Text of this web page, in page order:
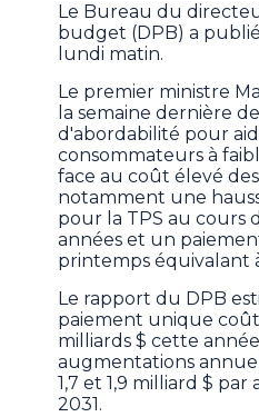
Le Bureau du
budget (DPB) a
lundi matin.
Le premier ministre
la semaine dernière
d'abordabilité pour
consommateurs à
face au coût élevé
notamment une
pour la TPS au cours
années et un
printemps équivalant
Le rapport du DPB
paiement unique
milliards $ cette
augmentations
1,7 et 1,9 milliard $
2031.